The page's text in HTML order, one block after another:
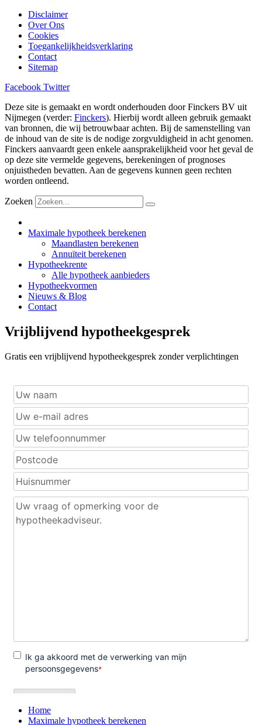
Disclaimer
Over Ons
Cookies
Toegankelijkheidsverklaring
Contact
Sitemap
Facebook Twitter
Deze site is gemaakt en wordt onderhouden door Finckers BV uit
Nijmegen (verder: Finckers). Hierbij wordt alleen gebruik gemaakt
van bronnen, die wij betrouwbaar achten. Bij de samenstelling van
de inhoud van de site is de nodige zorgvuldigheid in acht genomen.
Finckers aanvaardt geen enkele aansprakelijkheid voor het geval de
op deze site vermelde gegevens, berekeningen of prognoses
onjuistheden bevatten. Aan de gegevens kunnen geen rechten
worden ontleend.
Zoeken
Maximale hypotheek berekenen
Maandlasten berekenen
Annuïteit berekenen
Hypotheekrente
Alle hypotheek aanbieders
Hypotheekvormen
Nieuws & Blog
Contact
Vrijblijvend hypotheekgesprek
Gratis een vrijblijvend hypotheekgesprek zonder verplichtingen
Home
Maximale hypotheek berekenen